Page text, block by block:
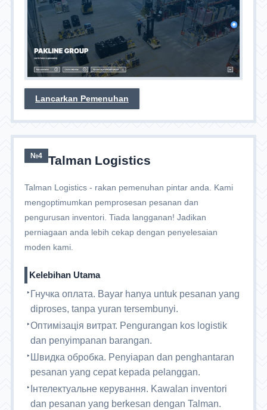
Lancarkan Pemenuhan
№4 Talman Logistics
Talman Logistics - rakan pemenuhan pintar anda. Kami
mengoptimumkan pemprosesan pesanan dan
pengurusan inventori. Tiada langganan! Jadikan
perniagaan anda lebih cekap dengan penyelesaian
moden kami.
Kelebihan Utama
Гнучка оплата. Bayar hanya untuk pesanan yang
diproses, tanpa yuran tersembunyi.
Оптимізація витрат. Pengurangan kos logistik
dan penyimpanan barangan.
Швидка обробка. Penyiapan dan penghantaran
pesanan yang cepat kepada pelanggan.
Інтелектуальне керування. Kawalan inventori
dan pesanan yang berkesan dengan Talman.